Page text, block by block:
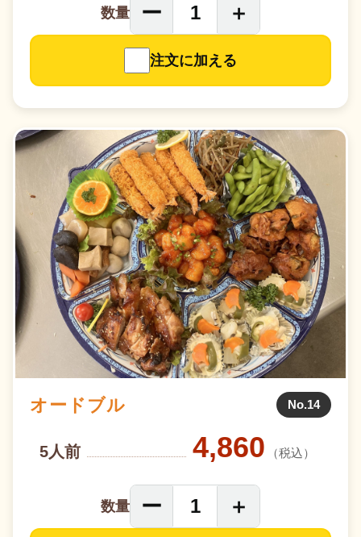
数量 ー 1 ＋
注文に加える
オードブル No.14
5人前 4,860 （税込）
数量 ー 1 ＋